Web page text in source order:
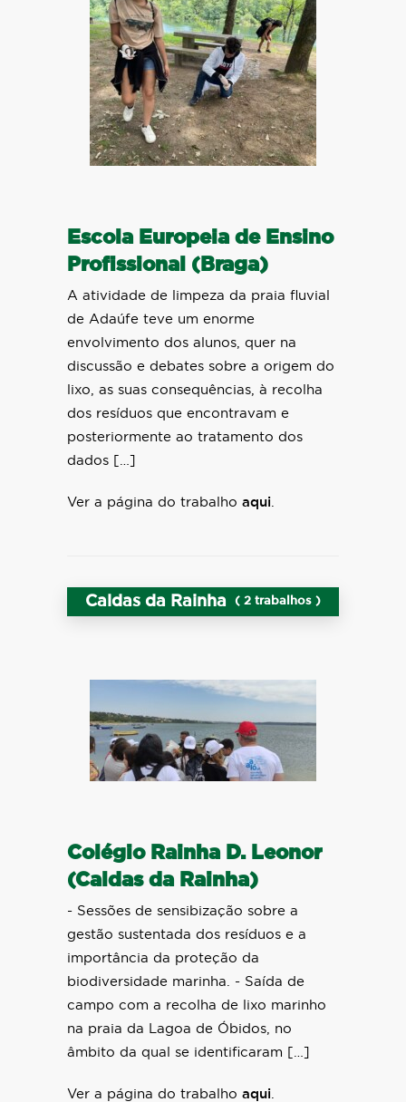
Escola Europeia de Ensino
Profissional (Braga)
A atividade de limpeza da praia fluvial
de Adaúfe teve um enorme
envolvimento dos alunos, quer na
discussão e debates sobre a origem do
lixo, as suas consequências, à recolha
dos resíduos que encontravam e
posteriormente ao tratamento dos
dados […]
Ver a página do trabalho aqui.
Caldas da Rainha ( 2 trabalhos )
Colégio Rainha D. Leonor
(Caldas da Rainha)
- Sessões de sensibização sobre a
gestão sustentada dos resíduos e a
importância da proteção da
biodiversidade marinha. - Saída de
campo com a recolha de lixo marinho
na praia da Lagoa de Óbidos, no
âmbito da qual se identificaram […]
Ver a página do trabalho aqui.